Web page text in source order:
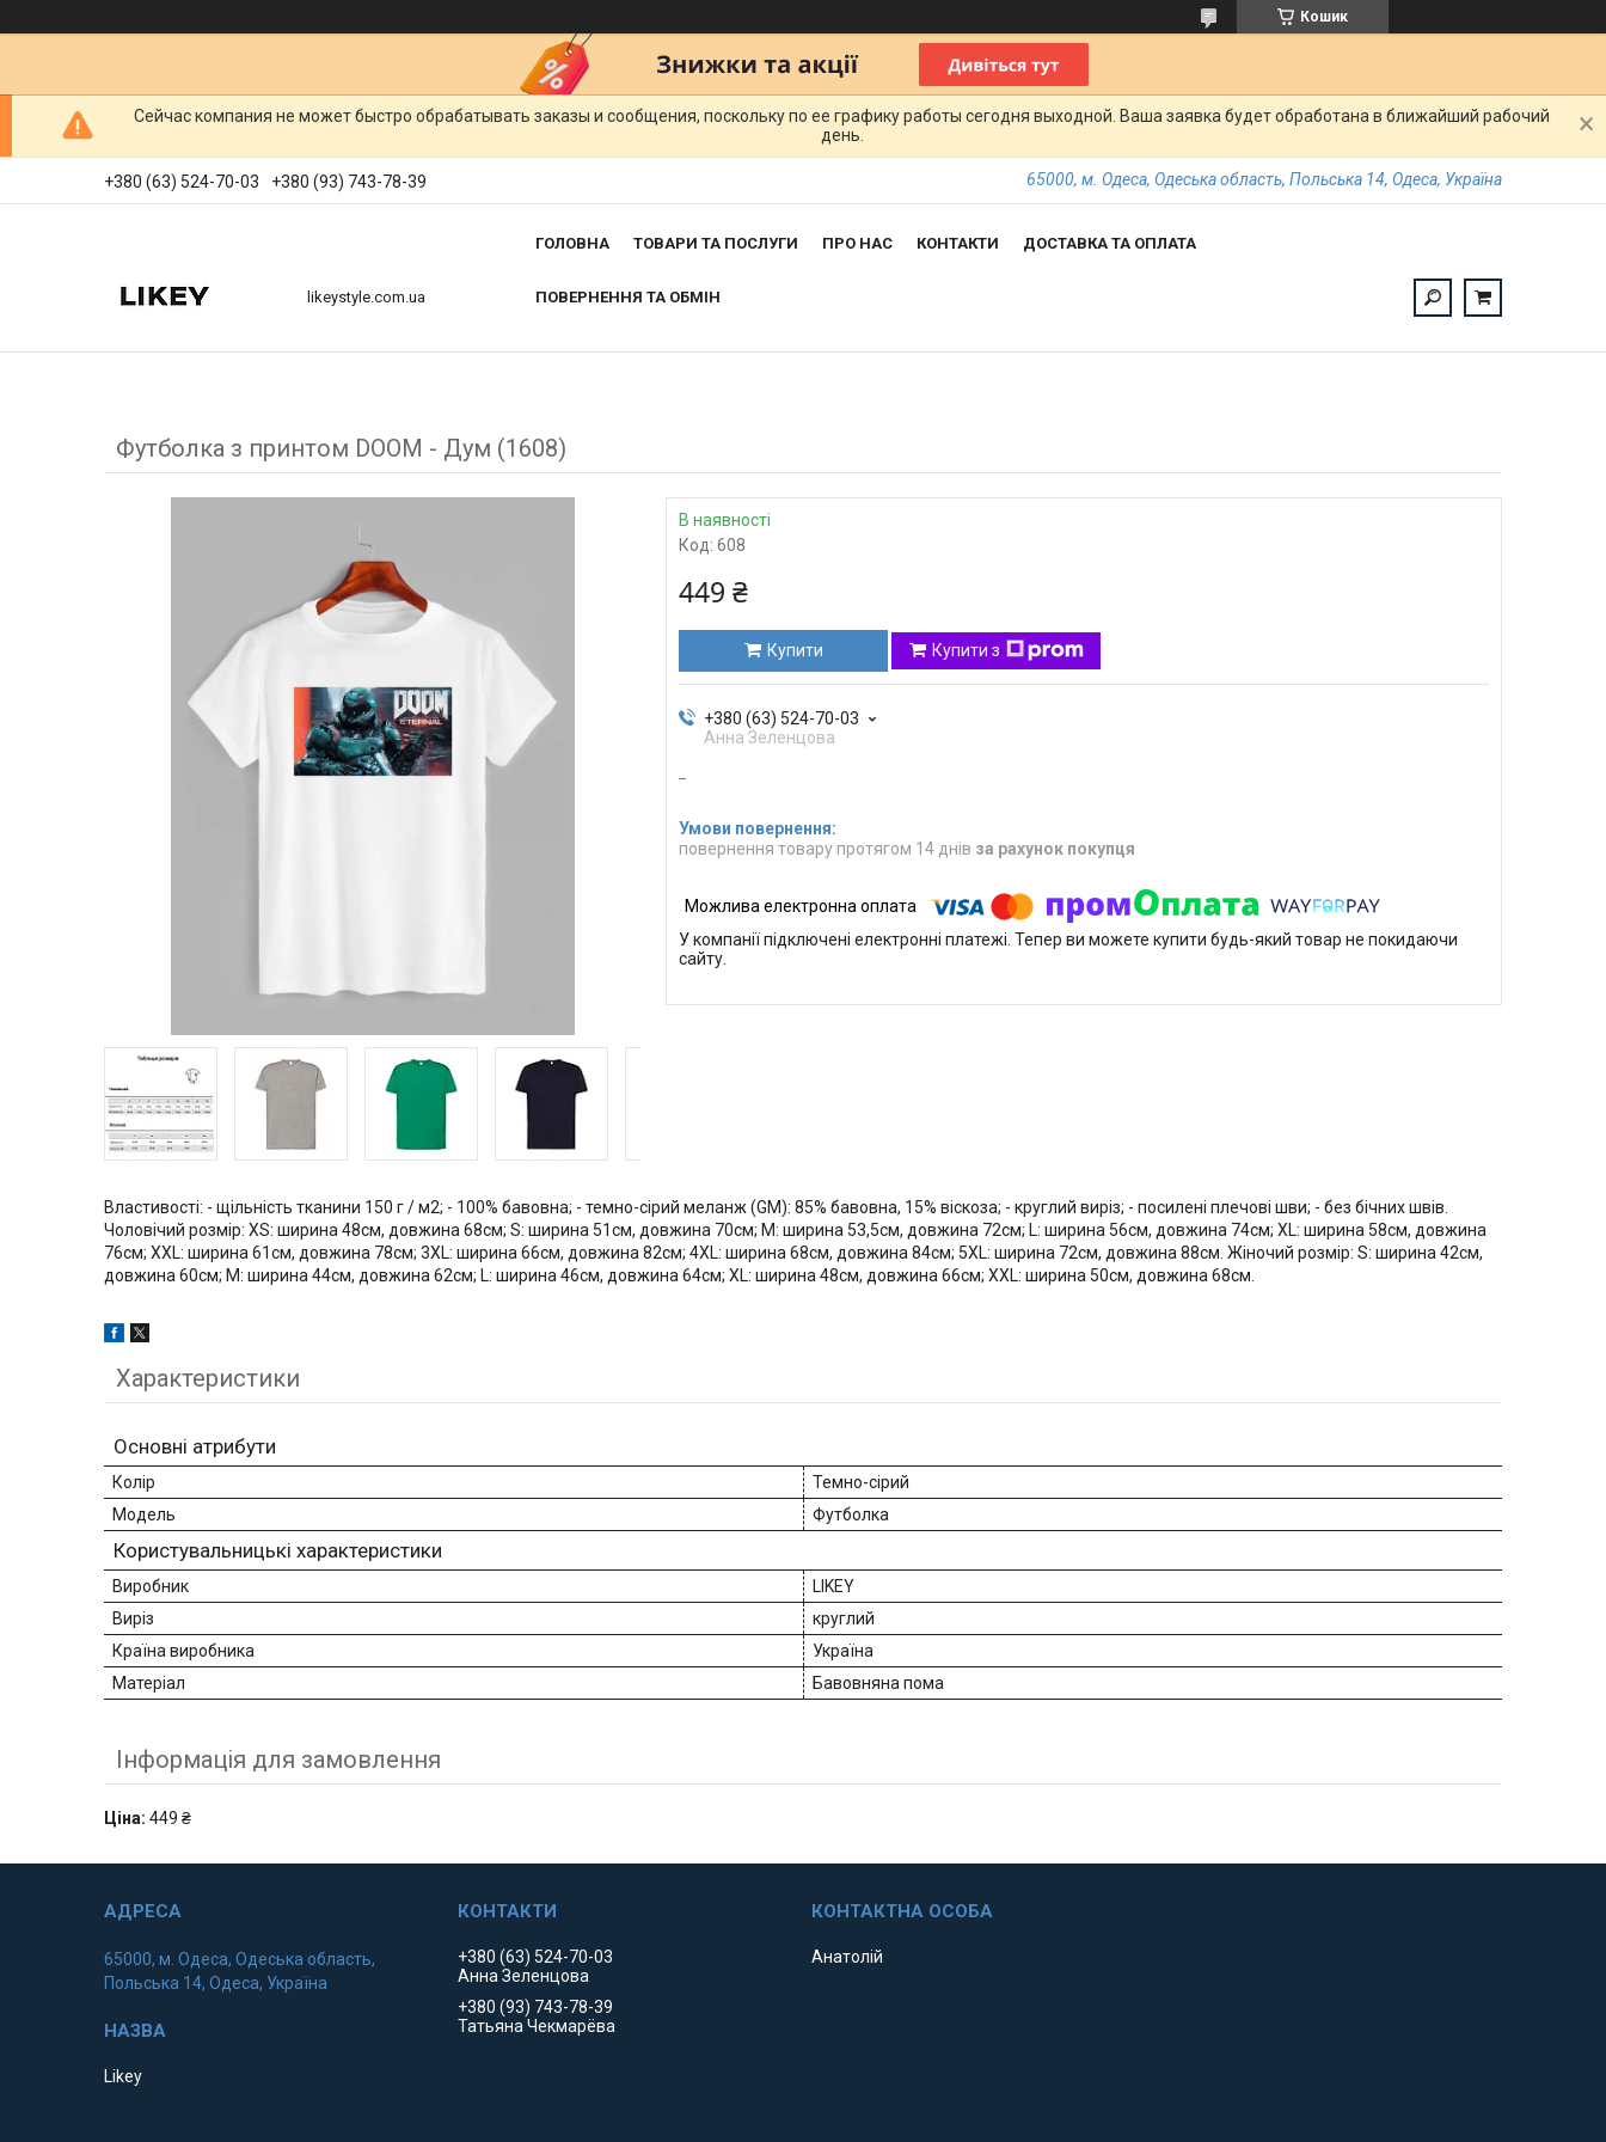
Кошик
Сейчас компания не может быстро обрабатывать заказы и сообщения, поскольку по ее графику работы сегодня выходной. Ваша заявка будет обработана в ближайший рабочий
день.
+380 (63) 524-70-03 +380 (93) 743-78-39 65000, м. Одеса, Одеська область, Польська 14, Одеса, Україна
likeystyle.com.ua
ГОЛОВНА ТОВАРИ ТА ПОСЛУГИ ПРО НАС КОНТАКТИ ДОСТАВКА ТА ОПЛАТА
ПОВЕРНЕННЯ ТА ОБМІН
Футболка з принтом DOOM - Дум (1608)
В наявності
Код: 608
449 ₴
Купити Купити з
+380 (63) 524-70-03
Анна Зеленцова
повернення товару протягом 14 днів за рахунок покупця
У компанії підключені електронні платежі. Тепер ви можете купити будь-який товар не покидаючи
сайту.
Властивості: - щільність тканини 150 г / м2; - 100% бавовна; - темно-сірий меланж (GM): 85% бавовна, 15% віскоза; - круглий виріз; - посилені плечові шви; - без бічних швів.
Чоловічий розмір: XS: ширина 48см, довжина 68см; S: ширина 51см, довжина 70см; M: ширина 53,5см, довжина 72см; L: ширина 56см, довжина 74см; XL: ширина 58см, довжина
76см; XXL: ширина 61см, довжина 78см; 3XL: ширина 66см, довжина 82см; 4XL: ширина 68см, довжина 84см; 5XL: ширина 72см, довжина 88см. Жіночий розмір: S: ширина 42см,
довжина 60см; M: ширина 44см, довжина 62см; L: ширина 46см, довжина 64см; XL: ширина 48см, довжина 66см; XXL: ширина 50см, довжина 68см.
Характеристики
Основні атрибути
Колір
Темно-сірий
Модель
Футболка
Користувальницькі характеристики
Виробник
LIKEY
Виріз
круглий
Країна виробника
Україна
Матеріал
Бавовняна пома
Інформація для замовлення
Ціна: 449 ₴
65000, м. Одеса, Одеська область,
Польська 14, Одеса, Україна
Likey
+380 (63) 524-70-03
Анна Зеленцова
+380 (93) 743-78-39
Татьяна Чекмарёва
Анатолій